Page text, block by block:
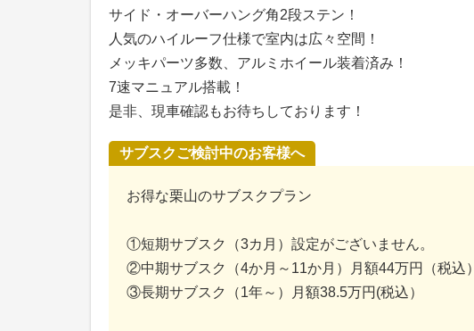
サイド・オーバーハング角2段ステン！
人気のハイルーフ仕様で室内は広々空間！
メッキパーツ多数、アルミホイール装着済み！
7速マニュアル搭載！
是非、現車確認もお待ちしております！
サブスクご検討中のお客様へ
お得な栗山のサブスクプラン
①短期サブスク（3カ月）設定がございません。
②中期サブスク（4か月～11か月）月額44万円（税込）
③長期サブスク（1年～）月額38.5万円(税込）